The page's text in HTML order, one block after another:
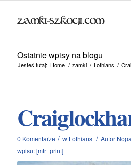
Ostatnie wpisy na blogu
Jesteś tutaj: Home / zamki / Lothians /
0 Komentarze / w Lothians / Autor
wpisu: [mtr_print]